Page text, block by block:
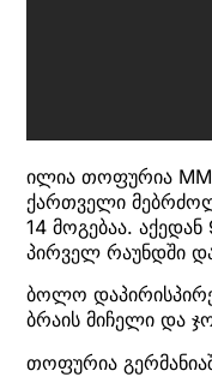
ილია თოფურია
ქართველი
14 მოგებაა.
პირველ რაუნდში
ბოლო
ბრაის მიჩელი და
თოფურია